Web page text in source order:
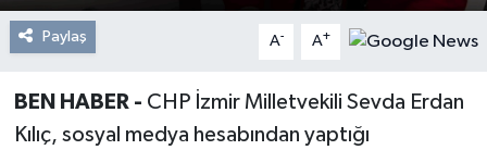
Paylaş A- A+
BEN HABER - CHP İzmir Milletvekili Sevda Erdan
Kılıç, sosyal medya hesabından yaptığı